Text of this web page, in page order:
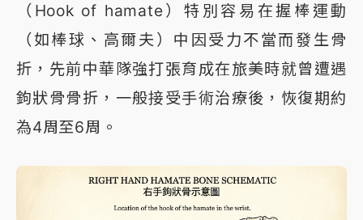
（Hook of hamate）特別容易在握棒運動
（如棒球、高爾夫）中因受力不當而發生骨
折，先前中華隊強打張育成在旅美時就曾遭遇
鉤狀骨骨折，一般接受手術治療後，恢復期約
為4周至6周。